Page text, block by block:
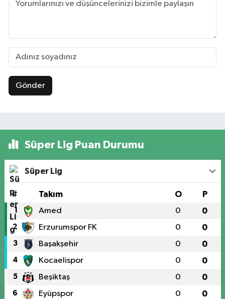
Gönder
Süper Lig Puan Durumu
Süper Lig
# Takım O P
1 Amed 0 0
2 Erzurumspor FK 0 0
3 Başakşehir 0 0
4 Kocaelispor 0 0
5 Beşiktaş 0 0
6 Eyüpspor 0 0